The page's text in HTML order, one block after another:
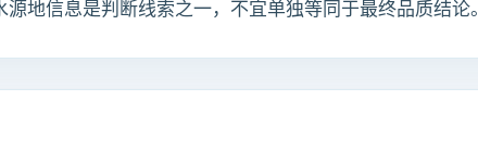
地信息是判断线索之一，不宜单独等同于最终品质结论。